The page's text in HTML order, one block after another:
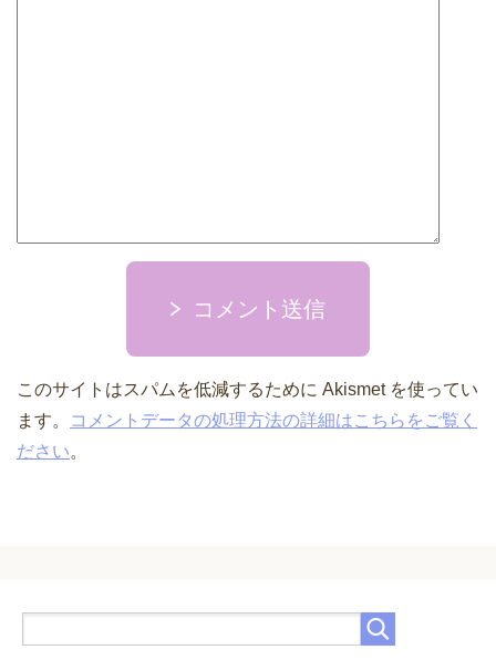
コメント送信
このサイトはスパムを低減するために Akismet を使ってい
ます。
コメントデータの処理方法の詳細はこちらをご覧く
ださい。